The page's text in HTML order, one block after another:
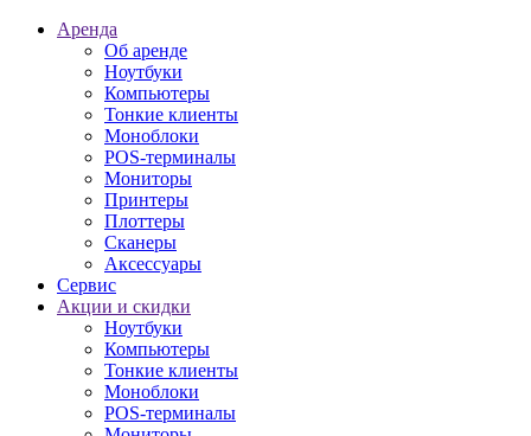
Аренда
Об аренде
Ноутбуки
Компьютеры
Тонкие клиенты
Моноблоки
POS-терминалы
Мониторы
Принтеры
Плоттеры
Сканеры
Аксессуары
Сервис
Акции и скидки
Ноутбуки
Компьютеры
Тонкие клиенты
Моноблоки
POS-терминалы